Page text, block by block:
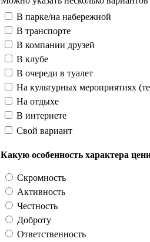
В парке/на набережной
В транспорте
В компании друзей
В клубе
В очереди в туалет
На культурных мероприятиях
На отдыхе
В интернете
Свой вариант
Какую особенность характера
Скромность
Активность
Честность
Доброту
Ответственность